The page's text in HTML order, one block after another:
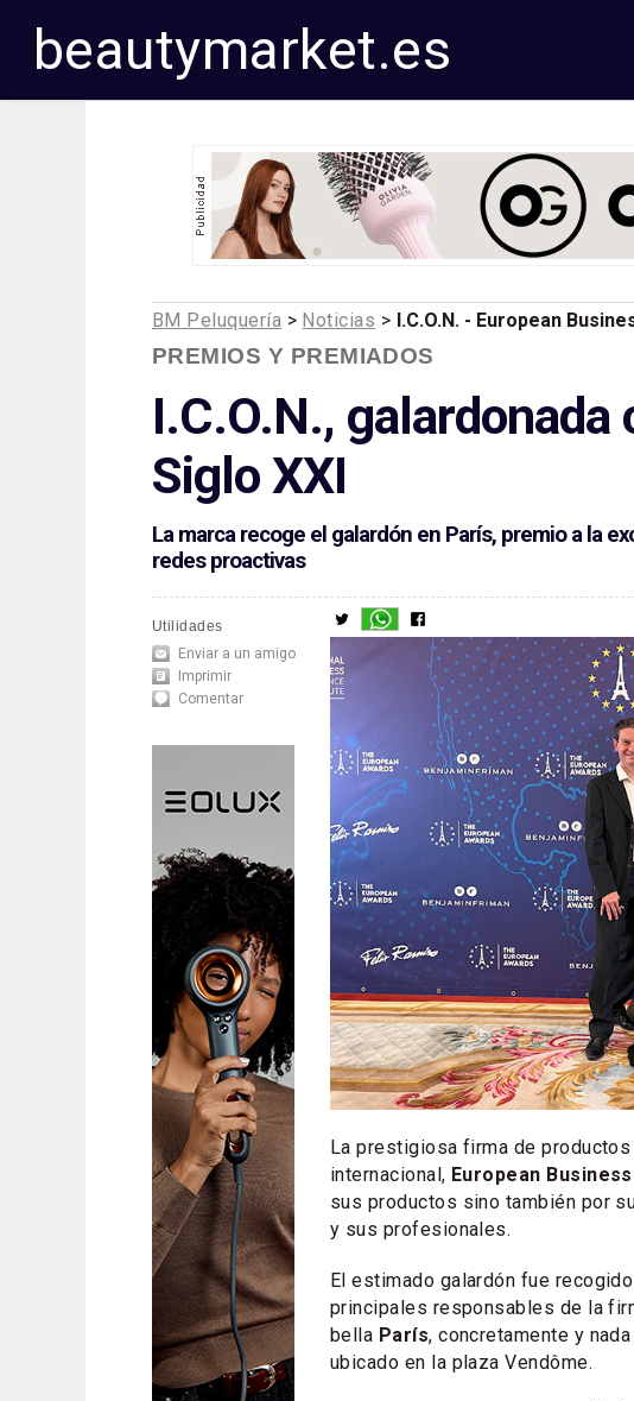
beautymarket.es
BM Peluquería > Noticias > I.C.O.N. - European
PREMIOS Y PREMIADOS
I.C.O.N.,
Siglo XXI
La marca recoge el galardón en París, premio a la
redes proactivas
Utilidades
Enviar a un amigo
Imprimir
Comentar
La prestigiosa firma de
internacional, European
sus productos sino también por
y sus profesionales.
El estimado galardón fue
principales responsables de la
bella París, concretamente y
ubicado en la plaza Vendôme.